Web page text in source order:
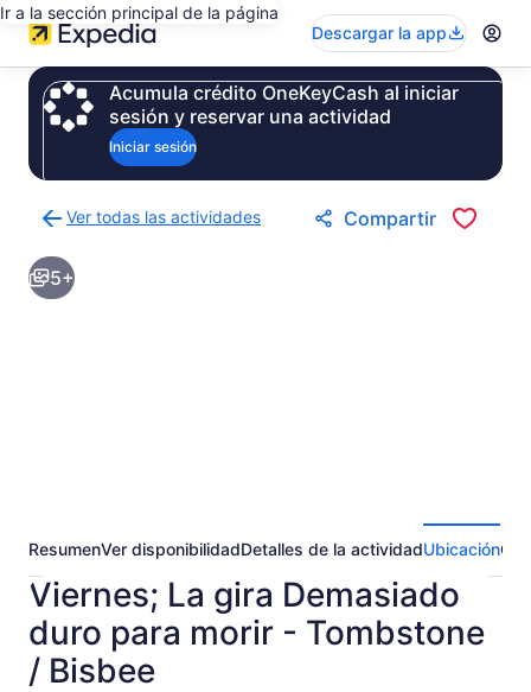
Ir a la sección principal de la página
Descargar la app
Acumula crédito OneKeyCash al iniciar
sesión y reservar una actividad
Iniciar sesión
Ver todas las actividades
a
la
página
Compartir
5+
ResumenVer disponibilidadDetalles de la actividadUbicación
Viernes; La gira Demasiado
duro para morir - Tombstone
/ Bisbee